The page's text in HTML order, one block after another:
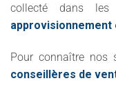
collecté dans les
Pour connaître nos
conseillères de